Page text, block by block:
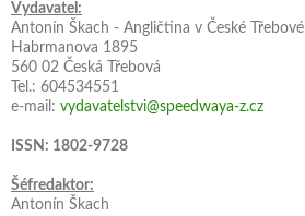
Vydavatel:
Antonín Škach - Angličtina v České Třebové
Habrmanova 1895
560 02 Česká Třebová
Tel.: 604534551
e-mail: vydavatelstvi@speedwaya-z.cz
ISSN: 1802-9728
Šéfredaktor:
Antonín Škach